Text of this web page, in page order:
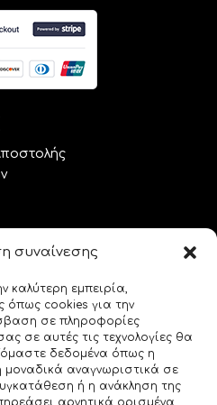
συναίνεσης
καλύτερη εμπειρία,
όπως cookies για την
σε πληροφορίες
σε αυτές τις τεχνολογίες θα
δεδομένα όπως η
αναγνωριστικά σε
ή η ανάκληση της
αρνητικά ορισμένα